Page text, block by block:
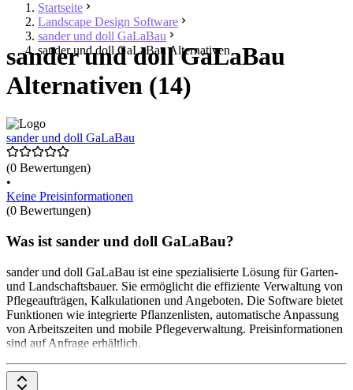
Startseite
Landscape Design Software
sander und doll GaLaBau
sander und doll GaLaBau Alternativen
sander und doll GaLaBau
Alternativen (14)
sander und doll GaLaBau
(0 Bewertungen)
•
Keine Preisinformationen
(0 Bewertungen)
Was ist sander und doll GaLaBau?
sander und doll GaLaBau ist eine spezialisierte Lösung für Garten-
und Landschaftsbauer. Sie ermöglicht die effiziente Verwaltung von
Pflegeaufträgen, Kalkulationen und Angeboten. Die Software bietet
Funktionen wie integrierte Pflanzenlisten, automatische Anpassung
von Arbeitszeiten und mobile Pflegeverwaltung. Preisinformationen
sind auf Anfrage erhältlich.